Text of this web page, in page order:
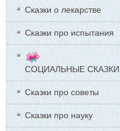
Сказки о лекарстве
Сказки про испытания
СОЦИАЛЬНЫЕ СКАЗКИ
Сказки про советы
Сказки про науку